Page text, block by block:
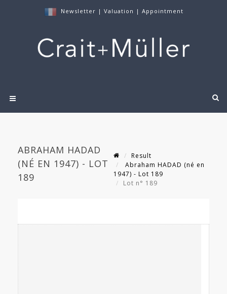
Newsletter | Valuation | Appointment
ABRAHAM HADAD
(NÉ EN 1947) - LOT
189
Result
Abraham HADAD (né en
1947) - Lot 189
Lot n° 189